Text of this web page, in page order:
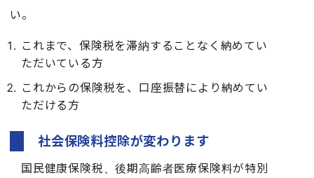
い。
これまで、保険税を滞納することなく納めてい
ただいている方
これからの保険税を、口座振替により納めてい
ただける方
社会保険料控除が変わります
国民健康保険税、後期高齢者医療保険料が特別